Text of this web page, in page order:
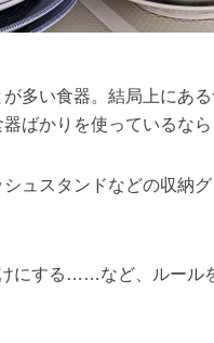
多い食器。結局上にあ
ばかりを使っているな
ュスタンドなどの収納
にする……など、ルール